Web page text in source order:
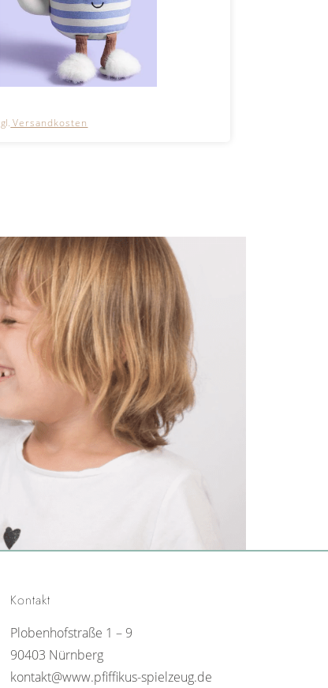
Versandkosten
Kontakt
Plobenhofstraße 1 – 9
90403 Nürnberg
kontakt@www.pfiffikus-spielzeug.de